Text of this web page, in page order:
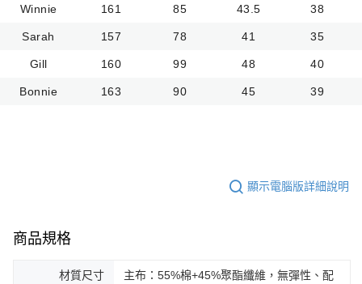
Winnie 161 85 43.5 38
Sarah 157 78 41 35
Gill 160 99 48 40
Bonnie 163 90 45 39
顯示電腦版詳細說明
商品規格
材質尺寸
主布：55%棉+45%聚酯纖維，無彈性、配